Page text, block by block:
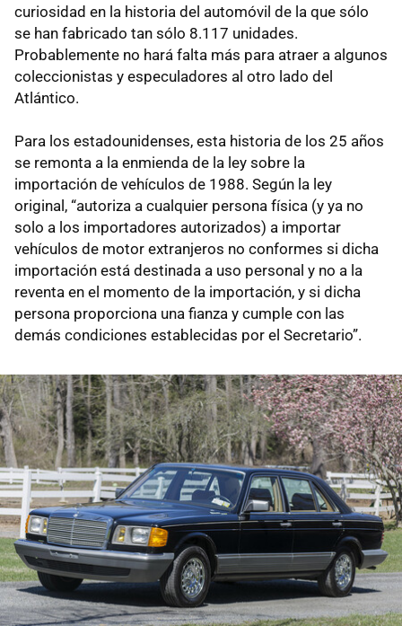
curiosidad en la historia del automóvil de la que sólo
se han fabricado tan sólo 8.117 unidades.
Probablemente no hará falta más para atraer a algunos
coleccionistas y especuladores al otro lado del
Atlántico.
Para los estadounidenses, esta historia de los 25 años
se remonta a la enmienda de la ley sobre la
importación de vehículos de 1988. Según la ley
original, “autoriza a cualquier persona física (y ya no
solo a los importadores autorizados) a importar
vehículos de motor extranjeros no conformes si dicha
importación está destinada a uso personal y no a la
reventa en el momento de la importación, y si dicha
persona proporciona una fianza y cumple con las
demás condiciones establecidas por el Secretario”.